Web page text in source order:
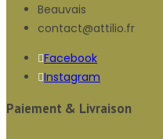
Beauvais
contact@attilio.fr
Facebook
Instagram
Paiement & Livraison